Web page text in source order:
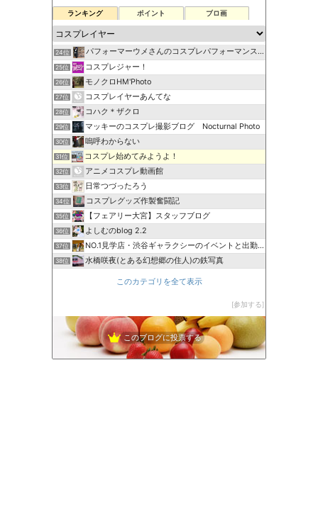
ランキング ポイント ブロ画
24位 パフォーマーウメさんのコスプレパフォーマンスブログ
25位 コスプレジャー！
26位 モノクロHM'Photo
27位 コスプレイヤーあんてな
28位 コハク＊ザクロ
29位 マッキーのコスプレ撮影ブログ Nocturnal Photo
30位 嗚呼わからない
31位 コスプレ始めてみようよ！
32位 アニメコスプレ動画館
33位 日常つづったろう
34位 コスプレグッズ作製奮闘記
35位 【フェアリー大宮】スタッフブログ
36位 よしむのblog 2.2
37位 NO.1見学店・渋谷ギャラクシーのイベントと出勤情報
38位 水橋咲夜(とある幻想郷の住人)の鉄写真
このカテゴリを全て表示
参加する
このブログに投票する